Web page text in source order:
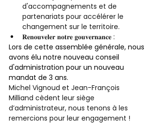
d'accompagnements et de
partenariats pour accélérer le
changement sur le territoire.
𝐑𝐞𝐧𝐨𝐮𝐯𝐞𝐥𝐞𝐫 𝐧𝐨𝐭𝐫𝐞 𝐠𝐨𝐮𝐯𝐞𝐫𝐧𝐚𝐧𝐜𝐞 :
Lors de cette assemblée générale, nous
avons élu notre nouveau conseil
d'administration pour un nouveau
mandat de 3 ans.
Michel Vignoud et Jean-François
Milliand cèdent leur siège
d’administrateur, nous tenons à les
remercions pour leur engagement !